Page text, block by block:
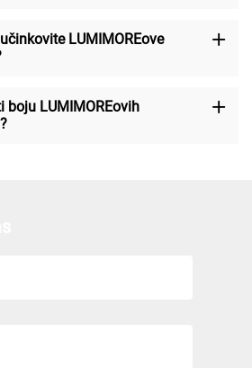
LUMIMOREove
boju LUMIMOREovih